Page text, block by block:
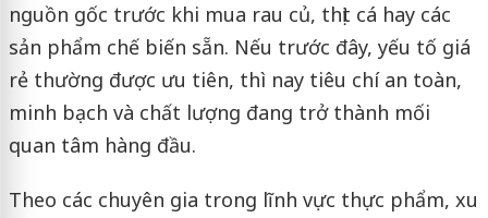
nguồn gốc trước khi mua rau củ, thịt cá hay các
sản phẩm chế biến sẵn. Nếu trước đây, yếu tố giá
rẻ thường được ưu tiên, thì nay tiêu chí an toàn,
minh bạch và chất lượng đang trở thành mối
quan tâm hàng đầu.
Theo các chuyên gia trong lĩnh vực thực phẩm, xu